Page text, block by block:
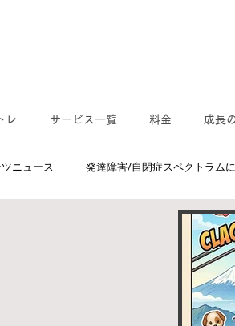
レ サービス一覧 料金 成長
ニュース 発達障害/自閉症スペクトラム
協調運動/感覚統合について
陸上スクール/かけっこ教室/走